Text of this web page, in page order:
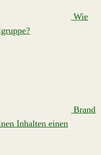
Wie
Brand
Inhalten einen